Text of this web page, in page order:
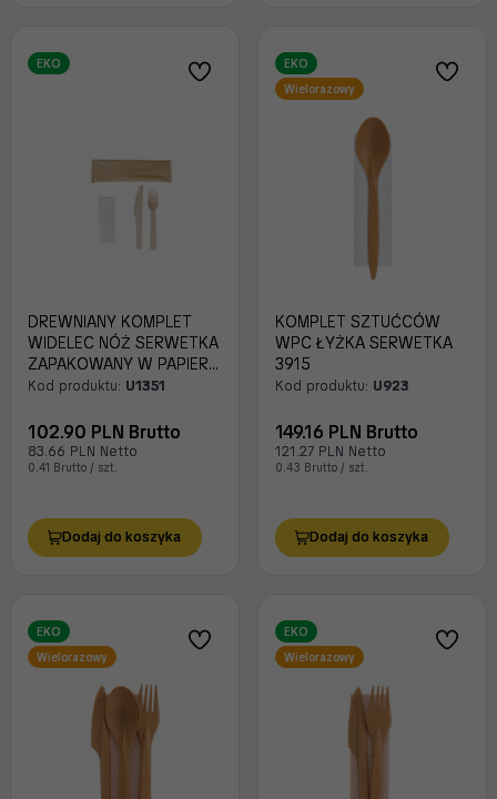
EKO
DREWNIANY KOMPLET
WIDELEC NÓŻ SERWETKA
ZAPAKOWANY W PAPIER
A250
Kod produktu: U1351
102.90 PLN Brutto
83.66 PLN Netto
0.41 Brutto / szt.
Dodaj do koszyka
EKO
Wielorazowy
KOMPLET SZTUĆCÓW
WPC ŁYŻKA SERWETKA
3915
Kod produktu: U923
149.16 PLN Brutto
121.27 PLN Netto
0.43 Brutto / szt.
Dodaj do koszyka
EKO
Wielorazowy
EKO
Wielorazowy